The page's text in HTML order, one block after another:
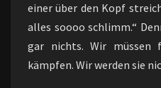
einer über den Kopf
alles soooo schlimm.“
gar nichts. Wir müssen
kämpfen. Wir werden sie